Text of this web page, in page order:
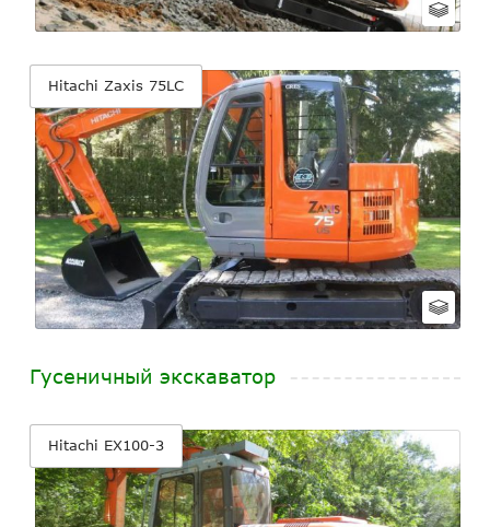
Hitachi Zaxis 75LC
Гусеничный экскаватор
Hitachi EX100-3